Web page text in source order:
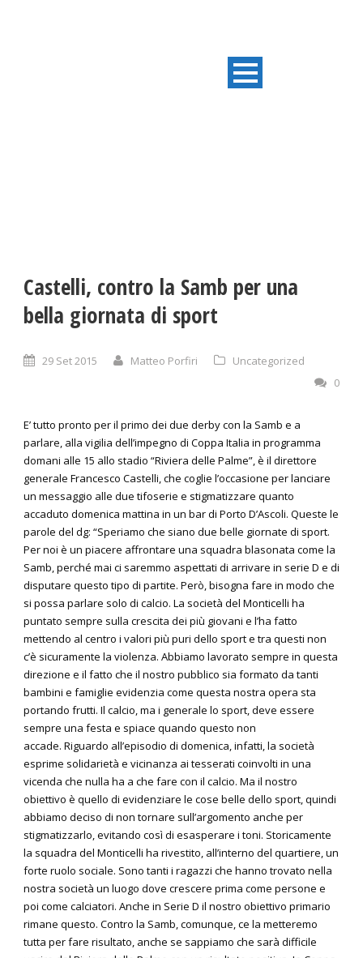
Castelli, contro la Samb per una
bella giornata di sport
29 Set 2015 Matteo Porfiri
Uncategorized
0
E’ tutto pronto per il primo dei due derby con la Samb e a
parlare, alla vigilia dell’impegno di Coppa Italia in programma
domani alle 15 allo stadio “Riviera delle Palme”, è il direttore
generale Francesco Castelli, che coglie l’occasione per lanciare
un messaggio alle due tifoserie e stigmatizzare quanto
accaduto domenica mattina in un bar di Porto D’Ascoli. Queste le
parole del dg: “Speriamo che siano due belle giornate di sport.
Per noi è un piacere affrontare una squadra blasonata come la
Samb, perché mai ci saremmo aspettati di arrivare in serie D e di
disputare questo tipo di partite. Però, bisogna fare in modo che
si possa parlare solo di calcio. La società del Monticelli ha
puntato sempre sulla crescita dei più giovani e l’ha fatto
mettendo al centro i valori più puri dello sport e tra questi non
c’è sicuramente la violenza. Abbiamo lavorato sempre in questa
direzione e il fatto che il nostro pubblico sia formato da tanti
bambini e famiglie evidenzia come questa nostra opera sta
portando frutti. Il calcio, ma i generale lo sport, deve essere
sempre una festa e spiace quando questo non
accade. Riguardo all’episodio di domenica, infatti, la società
esprime solidarietà e vicinanza ai tesserati coinvolti in una
vicenda che nulla ha a che fare con il calcio. Ma il nostro
obiettivo è quello di evidenziare le cose belle dello sport, quindi
abbiamo deciso di non tornare sull’argomento anche per
stigmatizzarlo, evitando così di esasperare i toni. Storicamente
la squadra del Monticelli ha rivestito, all’interno del quartiere, un
forte ruolo sociale. Sono tanti i ragazzi che hanno trovato nella
nostra società un luogo dove crescere prima come persone e
poi come calciatori. Anche in Serie D il nostro obiettivo primario
rimane questo. Contro la Samb, comunque, ce la metteremo
tutta per fare risultato, anche se sappiamo che sarà difficile